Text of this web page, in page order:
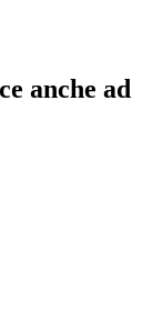
anche ad